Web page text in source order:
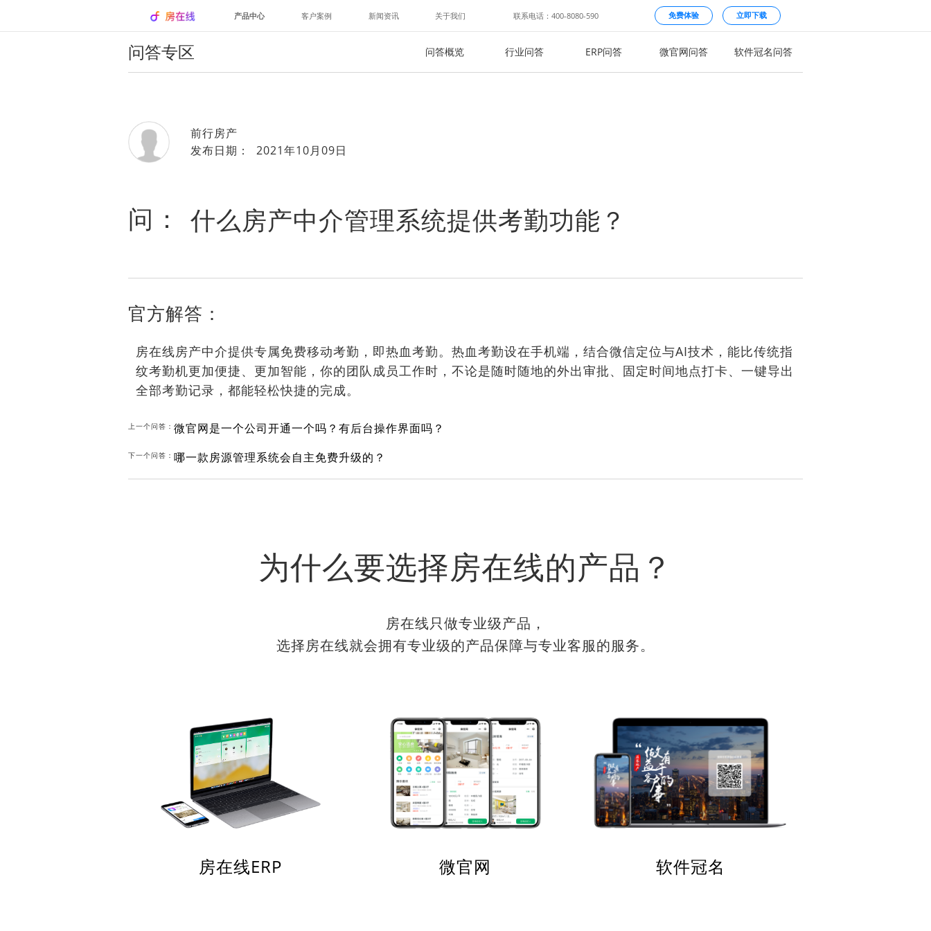
产品中心 客户案例 新闻资讯 关于我们 联系电话：400-8080-590 免费体验 立即下载
问答专区 问答概览 行业问答 ERP问答 微官网问答 软件冠名问答
前行房产
发布日期： 2021年10月09日
问： 什么房产中介管理系统提供考勤功能？
官方解答：
房在线房产中介提供专属免费移动考勤，即热血考勤。热血考勤设在手机端，结合微信定位与AI技术，能比传统指
纹考勤机更加便捷、更加智能，你的团队成员工作时，不论是随时随地的外出审批、固定时间地点打卡、一键导出
全部考勤记录，都能轻松快捷的完成。
上一个问答： 微官网是一个公司开通一个吗？有后台操作界面吗？
下一个问答： 哪一款房源管理系统会自主免费升级的？
为什么要选择房在线的产品？
房在线只做专业级产品，
选择房在线就会拥有专业级的产品保障与专业客服的服务。
房在线ERP 微官网 软件冠名